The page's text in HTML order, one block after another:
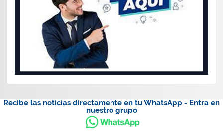
Recibe las noticias directamente en tu WhatsApp - Entra en
nuestro grupo